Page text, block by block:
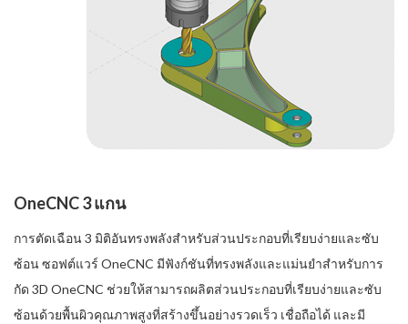
OneCNC 3 แกน
การตัดเฉือน 3 มิติอันทรงพลังสำหรับส่วนประกอบที่เรียบง่ายและซับ
ซ้อน ซอฟต์แวร์ OneCNC มีฟังก์ชันที่ทรงพลังและแม่นยำสำหรับการ
กัด 3D OneCNC ช่วยให้สามารถผลิตส่วนประกอบที่เรียบง่ายและซับ
ซ้อนด้วยพื้นผิวคุณภาพสูงที่สร้างขึ้นอย่างรวดเร็ว เชื่อถือได้ และมี